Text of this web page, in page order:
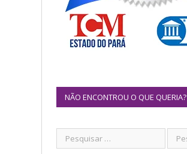
NÃO ENCONTROU O QUE QUERIA?